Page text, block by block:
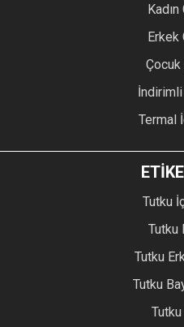
Erkek
Çocuk
Termal
Tutku
Tutku
Tutku
Tutku